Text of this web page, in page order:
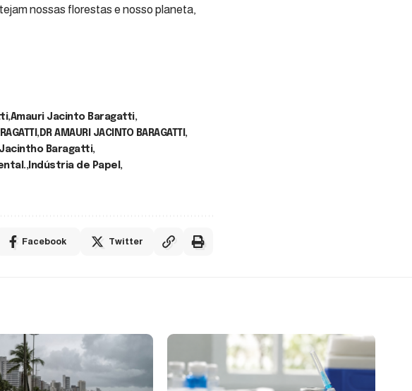
nossas florestas e nosso planeta,
Amauri Jacinto Baragatti
DR AMAURI JACINTO BARAGATTI
Baragatti
Indústria de Papel
Facebook Twitter